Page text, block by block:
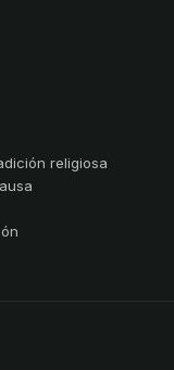
religiosa